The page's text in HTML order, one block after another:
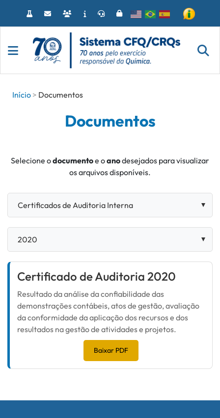
o
Início
Documentos
Documentos
Selecione odocumentoe oanodesejados para visualizar
os arquivos disponíveis.
Certificado de Auditoria 2020
Resultado da análise da confiabilidade das
demonstrações contábeis, atos de gestão, avaliação
da conformidade da aplicação dos recursos e dos
resultados na gestão de atividades e projetos.
Baixar PDF